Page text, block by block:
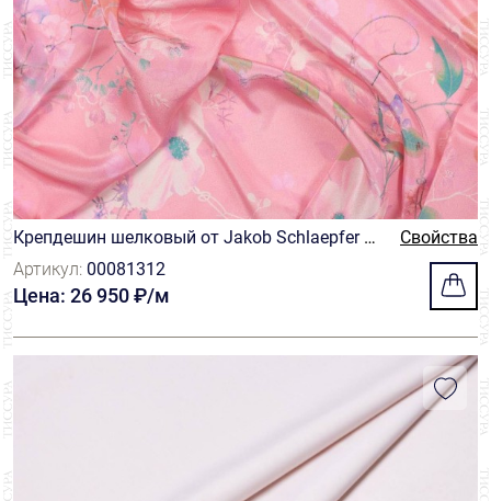
Крепдешин шелковый от Jakob Schlaepfer с
нежным цветочным принтом на розовом фо
не
Свойства
Артикул: 00081312
Цена: 26 950 ₽/м